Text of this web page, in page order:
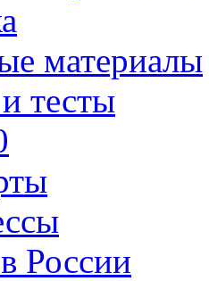
материалы
тесты
России